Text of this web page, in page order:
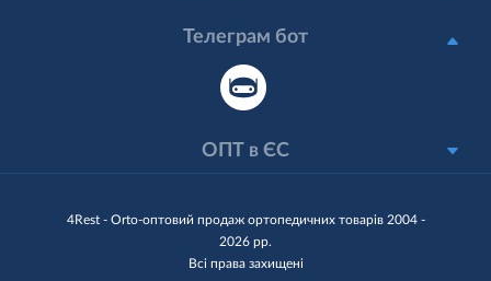
4Rest - Orto-оптовий продаж ортопедичних товарів 2004 -
2026 рр.
Всі права захищені
Телеграм бот
ОПТ в ЄС